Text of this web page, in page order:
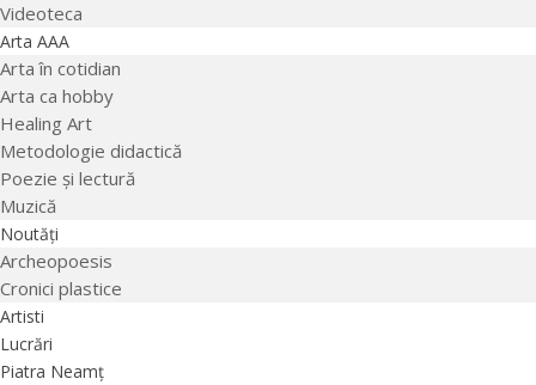
Videoteca
Arta AAA
Arta în cotidian
Arta ca hobby
Healing Art
Metodologie didactică
Poezie şi lectură
Muzică
Noutăţi
Archeopoesis
Cronici plastice
Artisti
Lucrări
Piatra Neamţ